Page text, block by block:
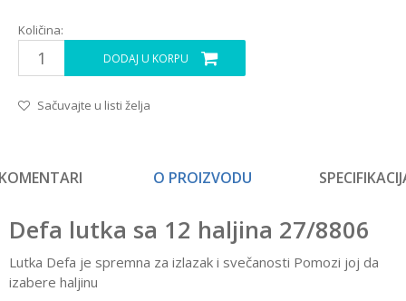
Količina:
DODAJ U KORPU
Sačuvajte u listi želja
O PROIZVODU
Defa lutka sa 12 haljina 27/8806
Lutka Defa je spremna za izlazak i svečanosti Pomozi joj da
izabere haljinu